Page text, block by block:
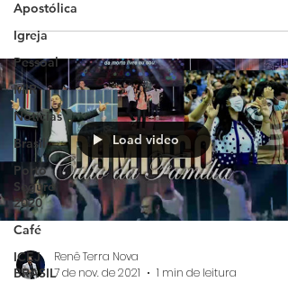
Apostólica
Igreja
Pessoal
MIR
Notícias
Brasil
Porto
Seguro
2020
Café
ICEJ
BRASIL
Load video
Renê Terra Nova
7 de nov. de 2021
1 min de leitura